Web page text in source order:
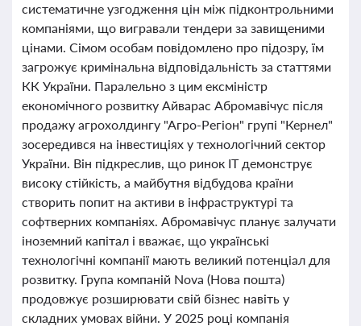
систематичне узгодження цін між підконтрольними
компаніями, що вигравали тендери за завищеними
цінами. Сімом особам повідомлено про підозру, їм
загрожує кримінальна відповідальність за статтями
КК України. Паралельно з цим ексміністр
економічного розвитку Айварас Абромавічус після
продажу агрохолдингу "Агро-Регіон" групі "Кернел"
зосередився на інвестиціях у технологічний сектор
України. Він підкреслив, що ринок IT демонструє
високу стійкість, а майбутня відбудова країни
створить попит на активи в інфраструктурі та
софтверних компаніях. Абромавічус планує залучати
іноземний капітал і вважає, що українські
технологічні компанії мають великий потенціал для
розвитку. Група компаній Nova (Нова пошта)
продовжує розширювати свій бізнес навіть у
складних умовах війни. У 2025 році компанія